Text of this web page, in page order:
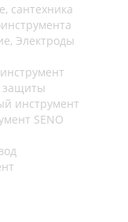
сантехника
Электроды
защиты
инструмент
SENO